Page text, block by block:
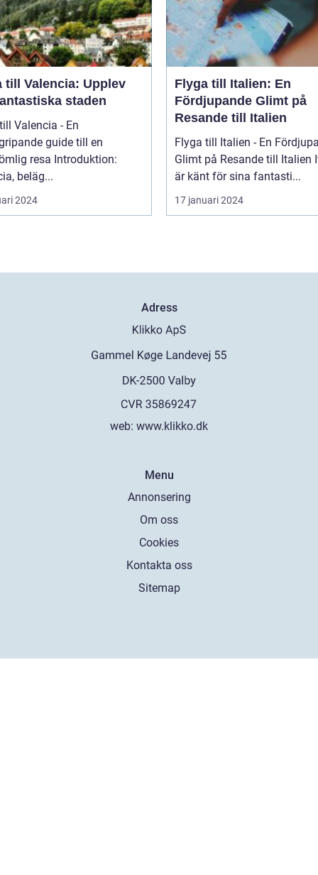
till Valencia: Upplev
staden
Valencia - En
guide till en
Introduktion:
beläg...
2024
Flyga till Italien: En
Fördjupande Glimt på
Resande till Italien
Flyga till Italien - En
Glimt på Resande till Italien Italien
är känt för sina fantasti...
17 januari 2024
Adress
web: www.klikko.dk
Menu
Annonsering
Om oss
Cookies
Kontakta oss
Sitemap